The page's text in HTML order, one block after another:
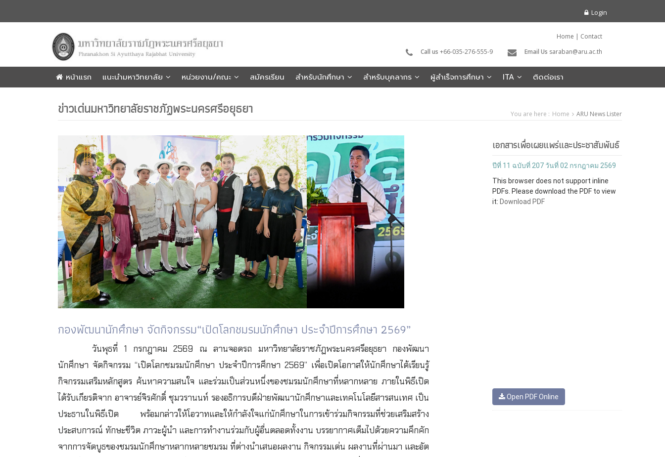
Login
Home | Contact
Call us +66-035-276-555-9 Email Us saraban@aru.ac.th
หน้าแรก แนะนำมหาวิทยาลัย หน่วยงาน/คณะ สมัครเรียน สำหรับนักศึกษา สำหรับบุคลากร ผู้สำเร็จการศึกษา ITA ติดต่อเรา
ข่าวเด่นมหาวิทยาลัยราชภัฏพระนครศรีอยุธยา You are here : Home ARU News Lister
กองพัฒนานักศึกษา จัดกิจกรรม“เปิดโลกชมรมนักศึกษา ประจำปีการศึกษา 2569”
วันพุธที่ 1 กรกฎาคม 2569 ณ ลานจอดรถ มหาวิทยาลัยราชภัฏพระนครศรีอยุธยา กองพัฒนา
นักศึกษา จัดกิจกรรม “เปิดโลกชมรมนักศึกษา ประจำปีการศึกษา 2569” เพื่อเปิดโอกาสให้นักศึกษาได้เรียนรู้
กิจกรรมเสริมหลักสูตร ค้นหาความสนใจ และร่วมเป็นส่วนหนึ่งของชมรมนักศึกษาที่หลากหลาย ภายในพิธีเปิด
ได้รับเกียรติจาก อาจารย์จิรศักดิ์ ชุมวรานนท์ รองอธิการบดีฝ่ายพัฒนานักศึกษาและเทคโนโลยีสารสนเทศ เป็น
ประธานในพิธีเปิด พร้อมกล่าวให้โอวาทและให้กำลังใจแก่นักศึกษาในการเข้าร่วมกิจกรรมที่ช่วยเสริมสร้าง
ประสบการณ์ ทักษะชีวิต ภาวะผู้นำ และการทำงานร่วมกับผู้อื่นตลอดทั้งงาน บรรยากาศเต็มไปด้วยความคึกคัก
จากการจัดบูธของชมรมนักศึกษาหลากหลายชมรม ที่ต่างนำเสนอผลงาน กิจกรรมเด่น ผลงานที่ผ่านมา และอัต
เอกสารเพื่อเผยแพร่และประชาสัมพันธ์
ปีที่ 11 ฉบับที่ 207 วันที่ 02 กรกฎาคม 2569
This browser does not support inline
PDFs. Please download the PDF to view
it: Download PDF
Open PDF Online